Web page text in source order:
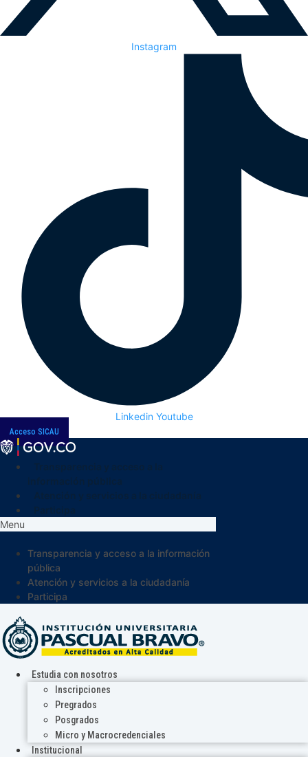
Instagram
Linkedin Youtube
Acceso SICAU
Menu
Transparencia y acceso a la información
pública
Atención y servicios a la ciudadanía
Participa
Estudia con nosotros
Inscripciones
Pregrados
Posgrados
Micro y Macrocredenciales
Institucional